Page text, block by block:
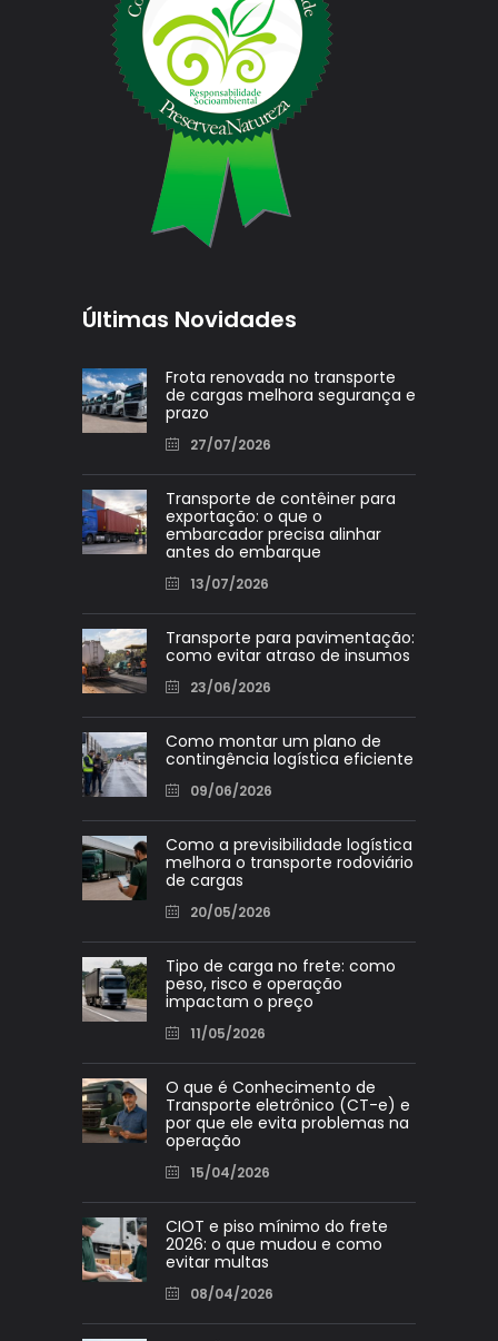
Últimas Novidades
Frota renovada no transporte
de cargas melhora segurança e
prazo
27/07/2026
Transporte de contêiner para
exportação: o que o
embarcador precisa alinhar
antes do embarque
13/07/2026
Transporte para pavimentação:
como evitar atraso de insumos
23/06/2026
Como montar um plano de
contingência logística eficiente
09/06/2026
Como a previsibilidade logística
melhora o transporte rodoviário
de cargas
20/05/2026
Tipo de carga no frete: como
peso, risco e operação
impactam o preço
11/05/2026
O que é Conhecimento de
Transporte eletrônico (CT-e) e
por que ele evita problemas na
operação
15/04/2026
CIOT e piso mínimo do frete
2026: o que mudou e como
evitar multas
08/04/2026